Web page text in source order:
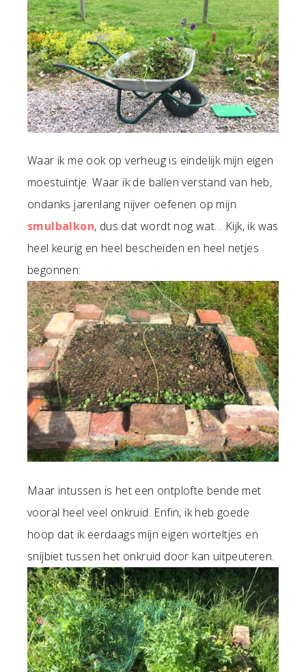
Waar ik me ook op verheug is eindelijk mijn eigen
moestuintje. Waar ik de ballen verstand van heb,
ondanks jarenlang nijver oefenen op mijn
smulbalkon, dus dat wordt nog wat… Kijk, ik was
heel keurig en heel bescheiden en heel netjes
begonnen:
Maar intussen is het een ontplofte bende met
vooral heel veel onkruid. Enfin, ik heb goede
hoop dat ik eerdaags mijn eigen worteltjes en
snijbiet tussen het onkruid door kan uitpeuteren.